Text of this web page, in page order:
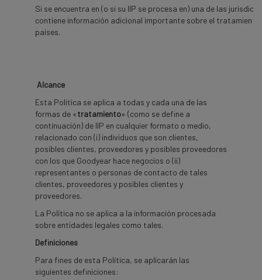
Si se encuentra en (o si su IIP se procesa en) una de las
contiene información adicional importante sobre el
países.
Alcance
Esta Política se aplica a todas y cada una de las
formas de «tratamiento» (como se define a
continuación) de IIP en cualquier formato o medio,
relacionado con (i) individuos que son clientes,
posibles clientes, proveedores y posibles proveedores
con los que Goodyear hace negocios o (ii)
representantes o personas de contacto de tales
clientes, proveedores y posibles clientes y
proveedores.
La Política no se aplica a la información procesada
sobre entidades legales como tales.
Definiciones
Para fines de esta Política, se aplicarán las
siguientes definiciones: